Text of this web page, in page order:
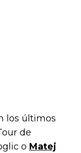
los últimos
de
o Matej